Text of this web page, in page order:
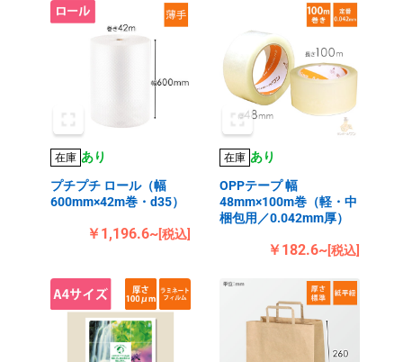
在庫 あり
プチプチ ロール（幅
600mm×42m巻・d35）
￥1,196.6~[税込]
在庫 あり
OPPテープ 幅
48mm×100m巻（軽・中
梱包用／0.042mm厚）
￥182.6~[税込]